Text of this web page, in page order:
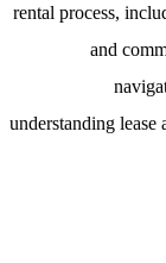
rental process,
and
understanding